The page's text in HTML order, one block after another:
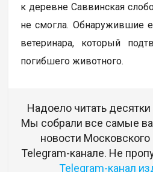
к деревне Саввинская
не смогла. Обнаружившие
ветеринара, который
погибшего животного.
Надоело читать
Мы собрали все самые
новости
Telegram-канале. Не
Telegram-канал